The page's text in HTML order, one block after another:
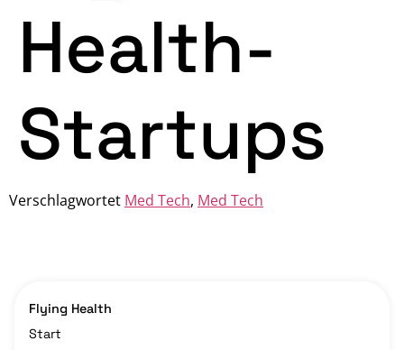
Health-
Startups
Verschlagwortet Med Tech, Med Tech
Flying Health
Start